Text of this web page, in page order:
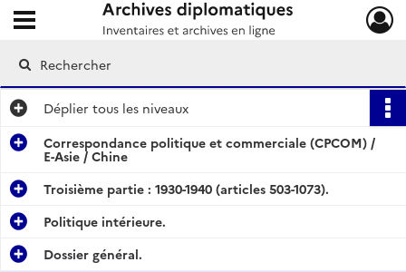
Archives diplomatiques
Ouvrir le menu déroulant
Déplier tous les niveaux
Correspondance politique et commerciale (CPCOM) /
E-Asie / Chine
Troisième partie : 1930-1940 (articles 503-1073).
Politique intérieure.
Dossier général.